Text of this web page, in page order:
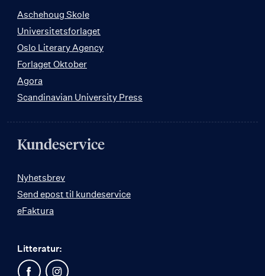
Aschehoug Skole
Universitetsforlaget
Oslo Literary Agency
Forlaget Oktober
Agora
Scandinavian University Press
Kundeservice
Nyhetsbrev
Send epost til kundeservice
eFaktura
Litteratur: